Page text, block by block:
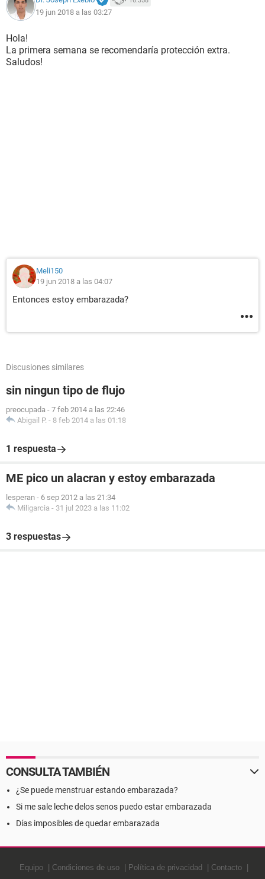
19 jun 2018 a las 03:27
Hola!
La primera semana se recomendaría protección extra.
Saludos!
Meli150
19 jun 2018 a las 04:07
Entonces estoy embarazada?
Discusiones similares
sin ningun tipo de flujo
preocupada - 7 feb 2014 a las 22:46
Abigail P. - 8 feb 2014 a las 01:18
1 respuesta
ME pico un alacran y estoy embarazada
lesperan - 6 sep 2012 a las 21:34
Miligarcia - 31 jul 2023 a las 11:02
3 respuestas
CONSULTA TAMBIÉN
¿Se puede menstruar estando embarazada?
Si me sale leche delos senos puedo estar embarazada
Días imposibles de quedar embarazada
Equipo Condiciones de uso Política de privacidad Contacto